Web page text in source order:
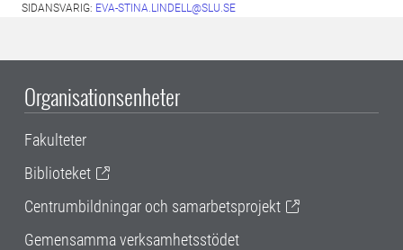
SIDANSVARIG: EVA-STINA.LINDELL@SLU.SE
Organisationsenheter
Fakulteter
Biblioteket
Centrumbildningar och samarbetsprojekt
Gemensamma verksamhetsstödet